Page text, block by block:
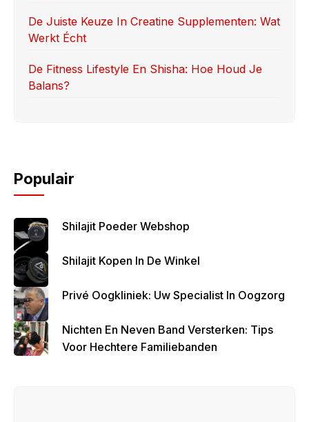
De Juiste Keuze In Creatine Supplementen: Wat
Werkt Écht
De Fitness Lifestyle En Shisha: Hoe Houd Je
Balans?
Populair
Shilajit Poeder Webshop
Shilajit Kopen In De Winkel
Privé Oogkliniek: Uw Specialist In Oogzorg
Nichten En Neven Band Versterken: Tips
Voor Hechtere Familiebanden